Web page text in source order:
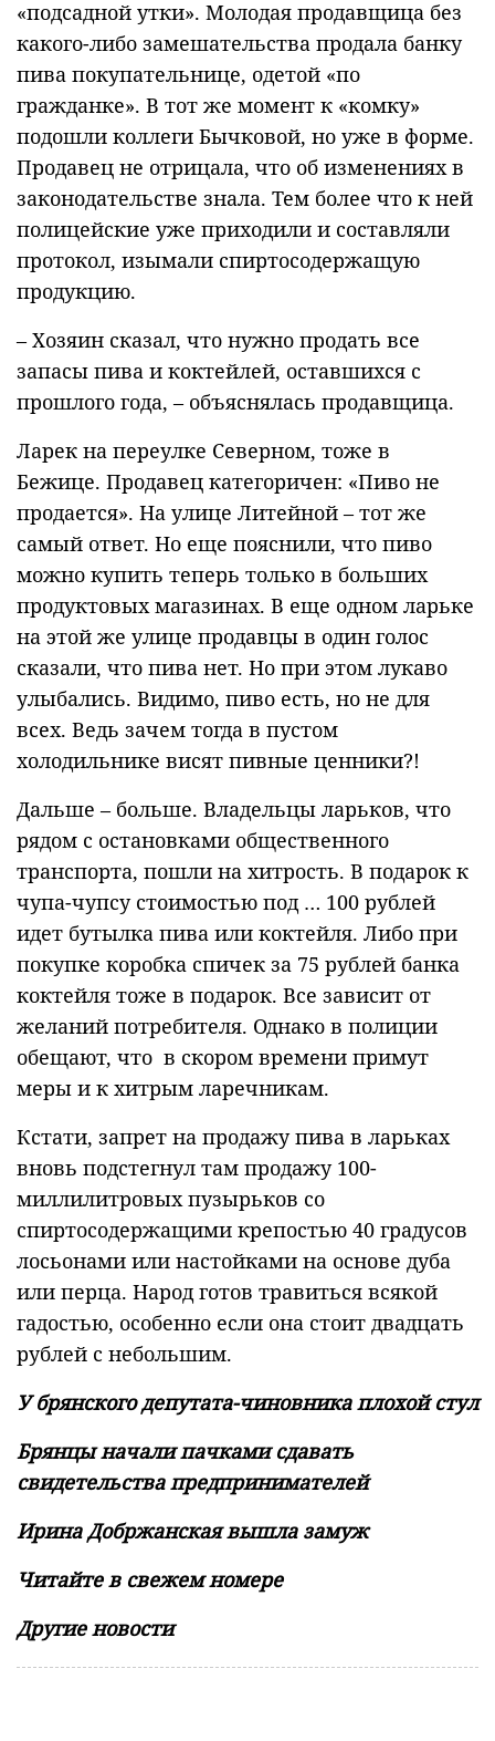
«подсадной утки». Молодая продавщица без
какого-либо замешательства продала банку
пива покупательнице, одетой «по
гражданке». В тот же момент к «комку»
подошли коллеги Бычковой, но уже в форме.
Продавец не отрицала, что об изменениях в
законодательстве знала. Тем более что к ней
полицейские уже приходили и составляли
протокол, изымали спиртосодержащую
продукцию.
– Хозяин сказал, что нужно продать все
запасы пива и коктейлей, оставшихся с
прошлого года, – объяснялась продавщица.
Ларек на переулке Северном, тоже в
Бежице. Продавец категоричен: «Пиво не
продается». На улице Литейной – тот же
самый ответ. Но еще пояснили, что пиво
можно купить теперь только в больших
продуктовых магазинах. В еще одном ларьке
на этой же улице продавцы в один голос
сказали, что пива нет. Но при этом лукаво
улыбались. Видимо, пиво есть, но не для
всех. Ведь зачем тогда в пустом
холодильнике висят пивные ценники?!
Дальше – больше. Владельцы ларьков, что
рядом с остановками общественного
транспорта, пошли на хитрость. В подарок к
чупа-чупсу стоимостью под … 100 рублей
идет бутылка пива или коктейля. Либо при
покупке коробка спичек за 75 рублей банка
коктейля тоже в подарок. Все зависит от
желаний потребителя. Однако в полиции
обещают, что в скором времени примут
меры и к хитрым ларечникам.
Кстати, запрет на продажу пива в ларьках
вновь подстегнул там продажу 100-
миллилитровых пузырьков со
спиртосодержащими крепостью 40 градусов
лосьонами или настойками на основе дуба
или перца. Народ готов травиться всякой
гадостью, особенно если она стоит двадцать
рублей с небольшим.
У брянского депутата-чиновника плохой стул
Брянцы начали пачками сдавать
свидетельства предпринимателей
Ирина Добржанская вышла замуж
Читайте в свежем номере
Другие новости